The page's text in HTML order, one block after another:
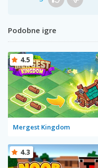
Podobne igre
Mergest Kingdom
4.5
4.3